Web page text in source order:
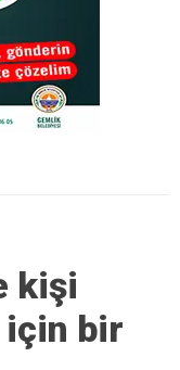
kişi
için bir